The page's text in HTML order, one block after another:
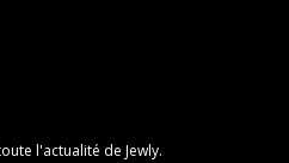
l'actualité de Jewly.